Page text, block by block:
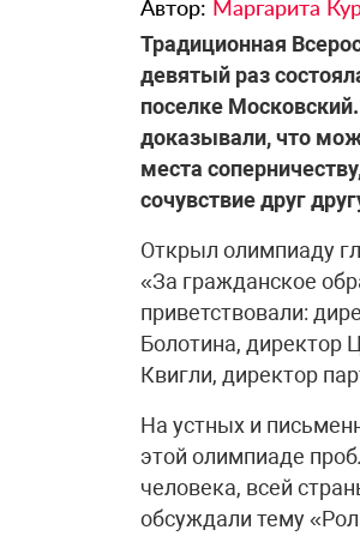
Автор: Маргарита
Традиционная
девятый раз
поселке
доказывали, что
места
сочувствие друг
Открыл олимпиаду
«За гражданское
приветствовали:
Болотина, директор
Квигли, директор
На устных и
этой олимпиаде
человека, всей
обсуждали тему